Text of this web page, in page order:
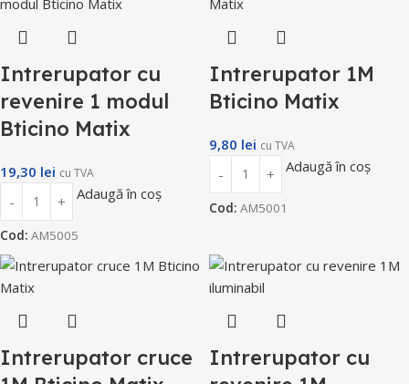
Intrerupator cu
revenire 1 modul
Bticino Matix
19,30 lei cu TVA
Adaugă în coș
Cod: AM5005
Intrerupator 1M
Bticino Matix
9,80 lei cu TVA
Adaugă în coș
Cod: AM5001
Intrerupator cruce
Intrerupator cu